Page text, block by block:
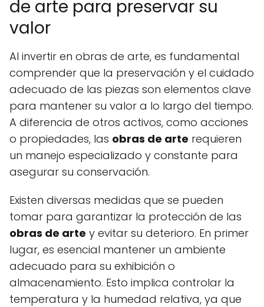
de arte para preservar su
valor
Al invertir en obras de arte, es fundamental
comprender que la preservación y el cuidado
adecuado de las piezas son elementos clave
para mantener su valor a lo largo del tiempo.
A diferencia de otros activos, como acciones
o propiedades, las obras de arte requieren
un manejo especializado y constante para
asegurar su conservación.
Existen diversas medidas que se pueden
tomar para garantizar la protección de las
obras de arte y evitar su deterioro. En primer
lugar, es esencial mantener un ambiente
adecuado para su exhibición o
almacenamiento. Esto implica controlar la
temperatura y la humedad relativa, ya que